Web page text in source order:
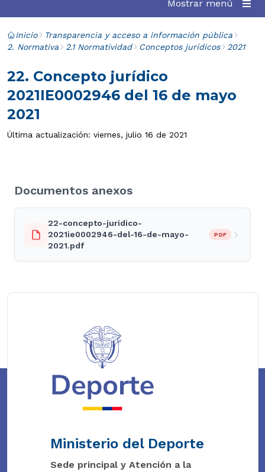
Mostrar menú
Inicio
Transparencia y acceso a información pública
2. Normativa
2.1 Normatividad Conceptos jurídicos 2021
22. Concepto jurídico
2021IE0002946 del 16 de mayo
2021
Última actualización: viernes, julio 16 de 2021
Documentos anexos
22-concepto-juridico-
2021ie0002946-del-16-de-mayo-
2021.pdf
PDF
Ministerio del Deporte
Sede principal y Atención a la